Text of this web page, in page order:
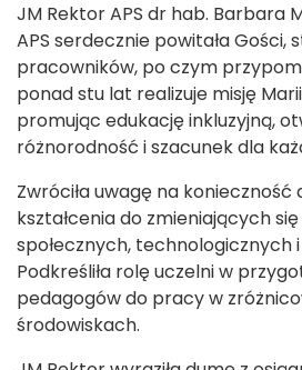
JM Rektor APS dr hab. Barbara
APS serdecznie powitała Gości,
pracowników, po czym
ponad stu lat realizuje misję
promując edukację inkluzyjną,
różnorodność i szacunek dla
Zwróciła uwagę na konieczność
kształcenia do zmieniających
społecznych, technologicznych
Podkreśliła rolę uczelni w
pedagogów do pracy w
środowiskach.